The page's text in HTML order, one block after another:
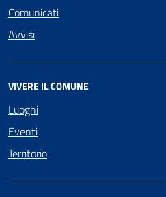
Comunicati
Avvisi
VIVERE IL COMUNE
Luoghi
Eventi
Territorio